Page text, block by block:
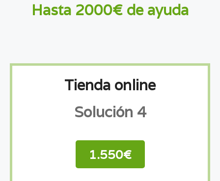
Hasta 2000€ de ayuda
Tienda online
Solución 4
1.550€